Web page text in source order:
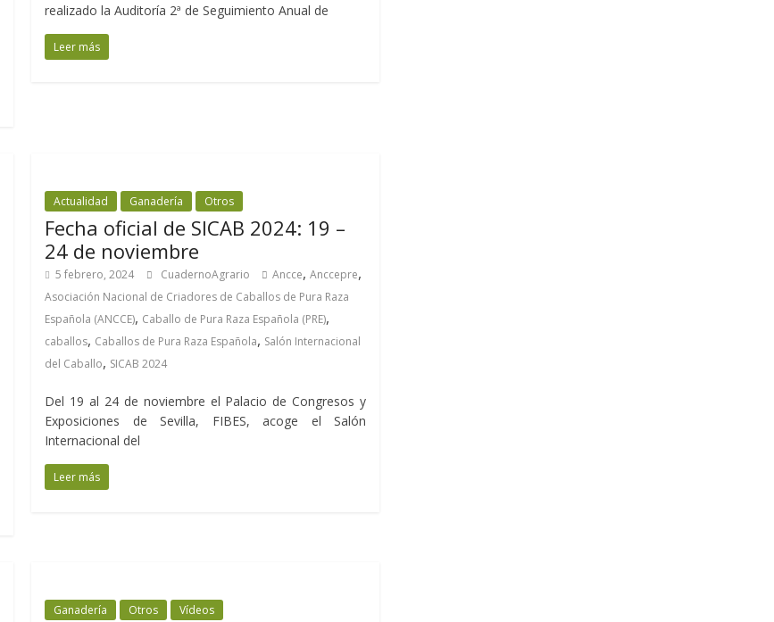
realizado la Auditoría 2ª de Seguimiento Anual de
Leer más
Actualidad Ganadería Otros
Fecha oficial de SICAB 2024: 19 –
24 de noviembre
5 febrero, 2024 CuadernoAgrario Ancce,Anccepre,
Asociación Nacional de Criadores de Caballos de Pura Raza
Española (ANCCE), Caballo de Pura Raza Española (PRE),
caballos, Caballos de Pura Raza Española, Salón Internacional
del Caballo, SICAB 2024
Del 19 al 24 de noviembre el Palacio de Congresos y
Exposiciones de Sevilla, FIBES, acoge el Salón
Internacional del
Leer más
Ganadería Otros Vídeos